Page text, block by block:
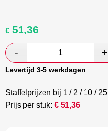
Oorspronkelijke
was:
€ 85,60.
€ 51,36
€ 49,65.
Levertijd 3-5 werkdagen
Staffelprijzen bij 1 / 2 / 10 /
Prijs per stuk:€51,36